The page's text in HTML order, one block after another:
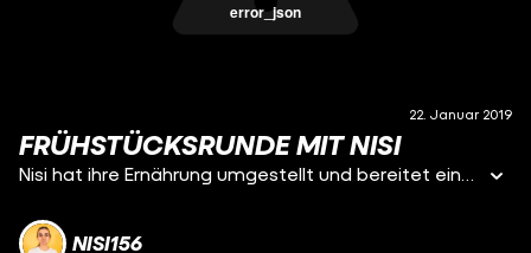
error_json
22. Januar 2019
FRÜHSTÜCKSRUNDE MIT NISI
Nisi hat ihre Ernährung umgestellt und bereitet einen Smoothie zu.
NISI156